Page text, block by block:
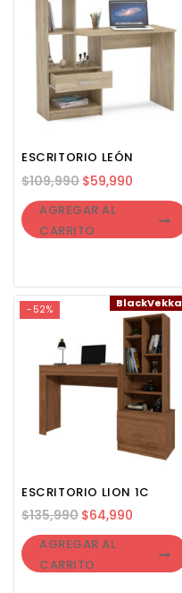
ESCRITORIO LEÓN
$109,990 $59,990
AGREGAR AL
CARRITO
-52% BlackVekka
ESCRITORIO LION 1C
$135,990 $64,990
AGREGAR AL
CARRITO